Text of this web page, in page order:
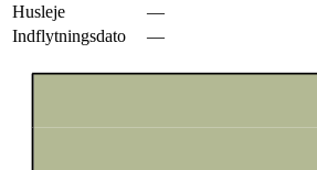
Husleje
—
Indflytningsdato
—